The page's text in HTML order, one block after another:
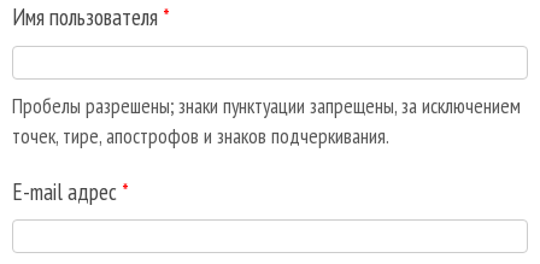
Имя пользователя *
Пробелы разрешены; знаки пунктуации запрещены, за исключением
точек, тире, апострофов и знаков подчеркивания.
E-mail адрес *